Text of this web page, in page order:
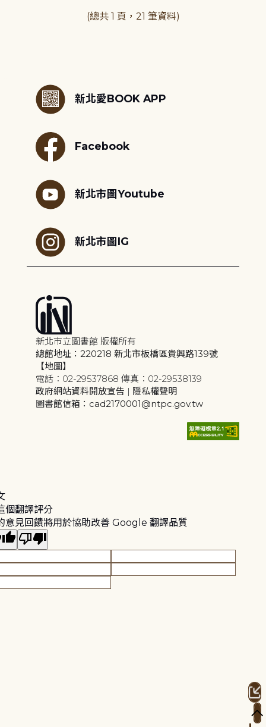
(總共 1 頁，21 筆資料)
新北愛BOOK APP
Facebook
新北市圖Youtube
新北市圖IG
新北市立圖書館 版權所有
總館地址：220218 新北市板橋區貴興路139號
【地圖】
電話：02-29537868 傳真：02-29538139
政府網站資料開放宣告 | 隱私權聲明
圖書館信箱：cad2170001@ntpc.gov.tw
個翻譯評分
意見回饋將用於協助改善 Google 翻譯品質